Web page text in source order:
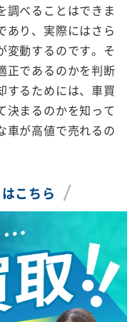
調べることはできま
あり、実際にはさら
変動するのです。そ
正であるのかを判断
するためには、車買
決まるのかを知って
車が高値で売れるの
こちら